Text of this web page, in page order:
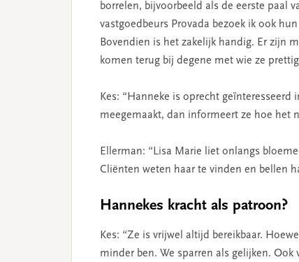
borrelen, bijvoorbeeld als de eerste paal
vastgoedbeurs Provada bezoek ik ook
Bovendien is het zakelijk handig. Er zijn
komen terug bij degene met wie ze
Kes: “Hanneke is oprecht
meegemaakt, dan informeert ze hoe het
Ellerman: “Lisa Marie liet onlangs
Cliënten weten haar te vinden en bellen
Hannekes kracht als patroon?
Kes: “Ze is vrijwel altijd bereikbaar.
minder ben. We sparren als gelijken.